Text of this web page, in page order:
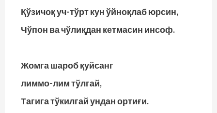
Қўзичоқ уч-тўрт кун ўйноқлаб юрсин,
Чўпон ва чўлиқдан кетмасин инсоф.
Жомга шароб қуйсанг
лиммо-лим тўлгай,
Тагига тўкилгай ундан ортиғи.